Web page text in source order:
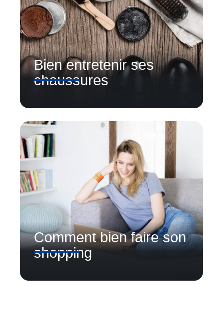
Bien entretenir ses
chaussures
Comment bien faire son
shopping